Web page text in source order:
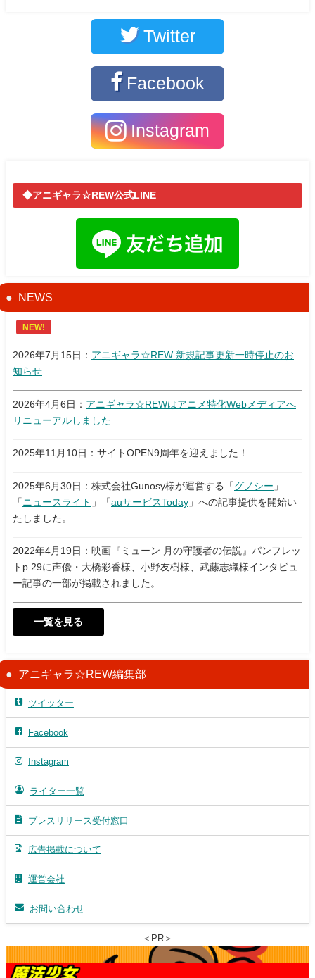
Twitter
Facebook
Instagram
◆アニギャラ☆REW公式LINE
NEWS
NEW!
2026年7月15日： アニギャラ☆REW 新規記事更新一時停止のお
知らせ
2026年4月6日： アニギャラ☆REWはアニメ特化Webメディアへ
リニューアルしました
2025年11月10日：サイトOPEN9周年を迎えました！
2025年6月30日：株式会社Gunosy様が運営する「 グノシー 」
「 ニュースライト 」「auサービスToday 」への記事提供を開始い
たしました。
2022年4月19日：映画『ミューン 月の守護者の伝説』パンフレッ
トp.29に声優・大橋彩香様、小野友樹様、武藤志織様インタビュ
ー記事の一部が掲載されました。
一覧を見る
アニギャラ☆REW編集部
ツイッター
Facebook
Instagram
ライター一覧
プレスリリース受付窓口
広告掲載について
運営会社
お問い合わせ
＜PR＞